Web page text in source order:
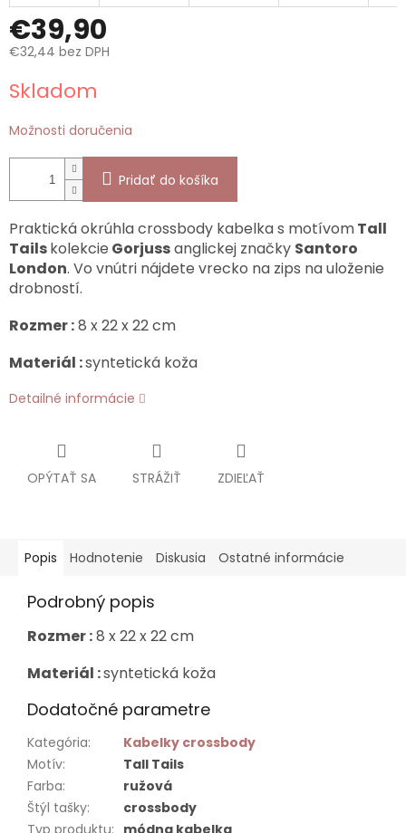
€39,90
€32,44 bez DPH
cena:
Skladom
Možnosti doručenia
Pridať do košíka
Praktická okrúhla crossbody kabelka s motívomTall
Tailskolekcie Gorjussanglickej značky Santoro
London. Vo vnútri nájdete vrecko na zips na uloženie
drobností.
Rozmer :8 x 22 x 22 cm
Materiál :syntetická koža
Detailné informácie
OPÝTAŤ SA STRÁŽIŤ ZDIEĽAŤ
Popis Hodnotenie Diskusia Ostatné informácie
Podrobný popis
Rozmer :8 x 22 x 22 cm
Materiál :syntetická koža
Dodatočné parametre
Kategória:
Kabelky crossbody
Motív:
Tall Tails
Farba:
ružová
Štýl tašky:
crossbody